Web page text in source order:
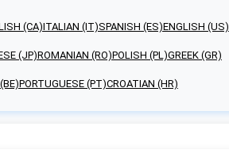
(CA)ITALIAN (IT)SPANISH (ES)ENGLISH (US)
(JP)ROMANIAN (RO)POLISH (PL)GREEK (GR)
PORTUGUESE (PT)CROATIAN (HR)